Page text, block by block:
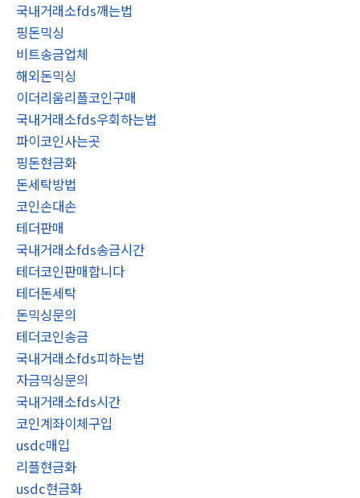
국내거래소fds깨는법
핑돈믹싱
비트송금업체
해외돈믹싱
이더리움리플코인구매
국내거래소fds우회하는법
파이코인사는곳
핑돈현금화
돈세탁방법
코인손대손
테더판매
국내거래소fds송금시간
테더코인판매합니다
테더돈세탁
돈믹싱문의
테더코인송금
국내거래소fds피하는법
자금믹싱문의
국내거래소fds시간
코인계좌이체구입
usdc매입
리플현금화
usdc현금화